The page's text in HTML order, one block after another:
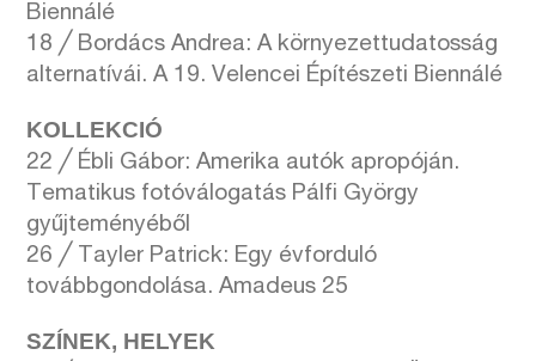
Biennálé
18 ╱ Bordács Andrea: A környezettudatosság
alternatívái. A 19. Velencei Építészeti Biennálé
KOLLEKCIÓ
22 ╱ Ébli Gábor: Amerika autók apropóján.
Tematikus fotóválogatás Pálfi György
gyűjteményéből
26 ╱ Tayler Patrick: Egy évforduló
továbbgondolása. Amadeus 25
SZÍNEK, HELYEK